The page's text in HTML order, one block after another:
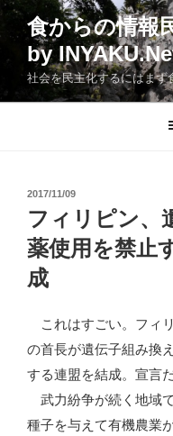
コ
食からの情報
by
社会を民主化するにはまず
投
稿
日:
2017/11/09
フィリピン、
薬使用を禁止
成
これはすごい。フィ
の首長が遺伝子組み換
する連盟を結成。宣言
武力紛争が続く地域
種子を与えて有機農業